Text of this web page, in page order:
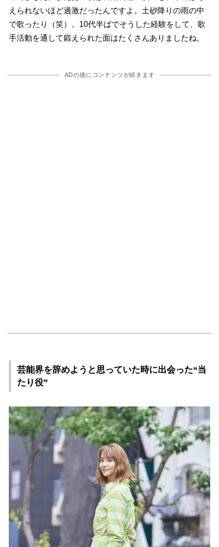
えられないほど過激だったんですよ。土砂降りの雨の中
で歌ったり（笑）。10代半ばでそうした経験をして、歌
手活動を通して鍛えられた面はたくさんありましたね。
ADの後にコンテンツが続きます
芸能界を辞めようと思っていた時に出会った“当
たり役”